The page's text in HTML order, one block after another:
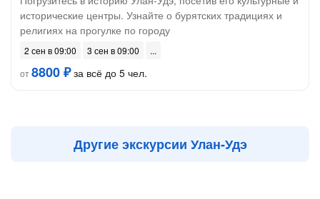
исторические центры. Узнайте о бурятских традициях и
религиях на прогулке по городу
2 сен в 09:00
3 сен в 09:00
от8800 ₽за всё до 5 чел.
Другие экскурсии Улан-Удэ